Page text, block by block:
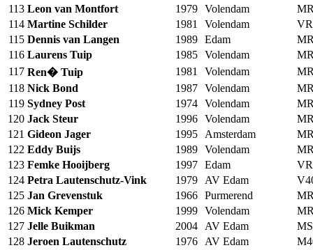
113 Leon van Montfort 1979 Volendam
114 Martine Schilder 1981 Volendam
115 Dennis van Langen 1989 Edam
116 Laurens Tuip 1985 Volendam
117 Ren� Tuip 1981 Volendam
118 Nick Bond 1987 Volendam
119 Sydney Post 1974 Volendam
120 Jack Steur 1996 Volendam
121 Gideon Jager 1995 Amsterdam
122 Eddy Buijs 1989 Volendam
123 Femke Hooijberg 1997 Edam
124 Petra Lautenschutz-Vink 1979 AV Edam
125 Jan Grevenstuk 1966 Purmerend
126 Mick Kemper 1999 Volendam
127 Jelle Buikman 2004 AV Edam
128 Jeroen Lautenschutz 1976 AV Edam